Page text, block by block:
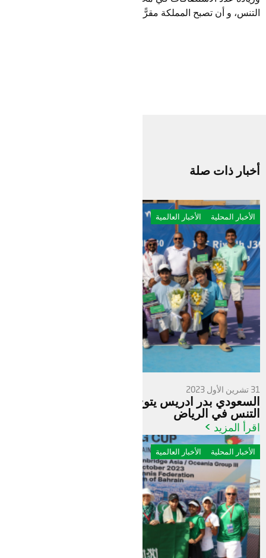
التنس، و أن تصبح المملكة مقرًّا لكبرى تلك الأحداث الدولية.
أخبار ذات صلة
الأخبار المحلية الأخبار العالمية
31 تشرين الأول 2023
السعودي بدر ادريس يتوج بذهبية دولية ناشئي
التنس في الرياض
اقرأ المزيد >
الأخبار المحلية الأخبار العالمية